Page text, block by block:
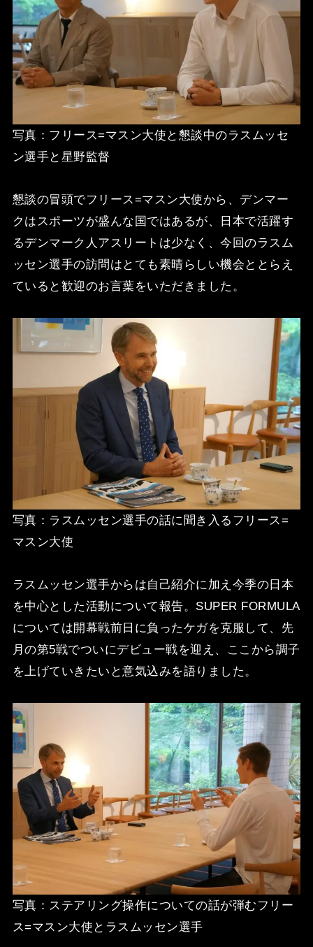
写真：フリース=マスン大使と懇談中のラスムッセ
ン選手と星野監督
懇談の冒頭でフリース=マスン大使から、デンマー
クはスポーツが盛んな国ではあるが、日本で活躍す
るデンマーク人アスリートは少なく、今回のラスム
ッセン選手の訪問はとても素晴らしい機会ととらえ
ていると歓迎のお言葉をいただきました。
写真：ラスムッセン選手の話に聞き入るフリース=
マスン大使
ラスムッセン選手からは自己紹介に加え 今季の日本
を中心とした活動について報告。SUPER FORMULA
については開幕戦前日に負ったケガを克服して、先
月の第5戦でついにデビュー戦を迎え、ここから調子
を上げていきたいと意気込みを語りました。
写真：ステアリング操作についての話が弾むフリー
ス=マスン大使とラスムッセン選手